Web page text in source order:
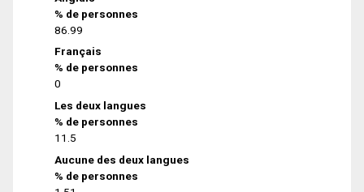
% de personnes
86.99
Français
% de personnes
0
Les deux langues
% de personnes
11.5
Aucune des deux langues
% de personnes